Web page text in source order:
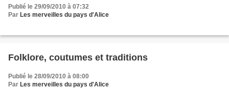
Publié le 29/09/2010 à 07:32
Par Les merveilles du pays d'Alice
Folklore, coutumes et traditions
Publié le 28/09/2010 à 08:00
Par Les merveilles du pays d'Alice